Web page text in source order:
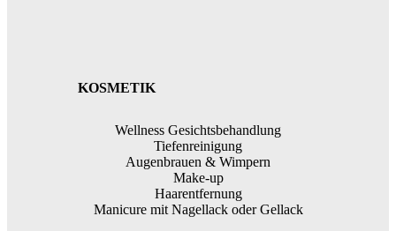
KOSMETIK
Wellness Gesichtsbehandlung
Tiefenreinigung
Augenbrauen & Wimpern
Make-up
Haarentfernung
Manicure mit Nagellack oder Gellack